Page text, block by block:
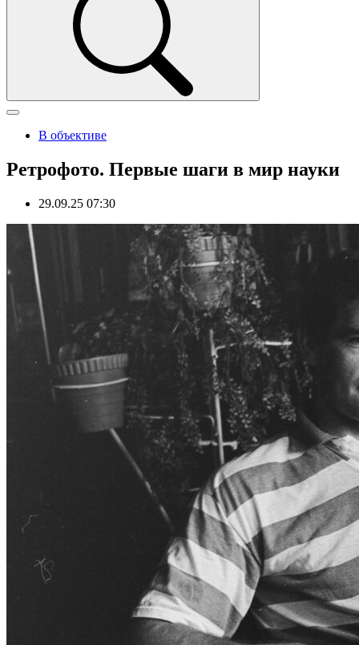
В объективе
Ретрофото. Первые шаги в мир науки
29.09.25 07:30